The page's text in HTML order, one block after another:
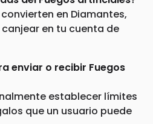
en Diamantes,
en tu cuenta de
enviar o recibir Fuegos
establecer límites
que un usuario puede